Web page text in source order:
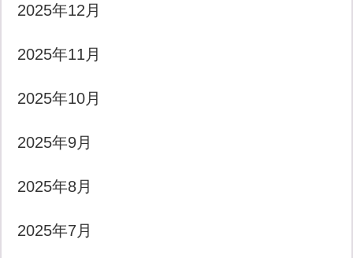
2025年12月
2025年11月
2025年10月
2025年9月
2025年8月
2025年7月